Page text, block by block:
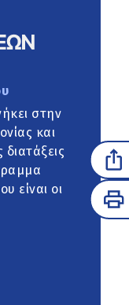
στην
και
είναι οι